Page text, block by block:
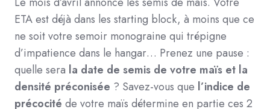
ETA est déjà dans les starting block, à moins que ce
ne soit votre semoir monograine qui trépigne
d’impatience dans le hangar… Prenez une pause :
quelle sera la date de semis de votre maïs et la
densité préconisée ? Savez-vous que l’indice de
précocité de votre maïs détermine en partie ces 2